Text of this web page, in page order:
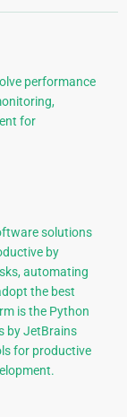
performance
for
solutions
by
automating
the best
is the Python
by JetBrains
for productive